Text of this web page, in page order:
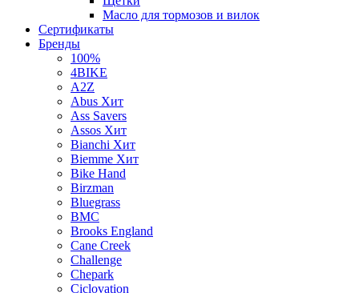
Масло для тормозов и вилок
Сертификаты
Бренды
100%
4BIKE
A2Z
Abus Хит
Ass Savers
Assos Хит
Bianchi Хит
Biemme Хит
Bike Hand
Birzman
Bluegrass
BMC
Brooks England
Cane Creek
Challenge
Chepark
Ciclovation